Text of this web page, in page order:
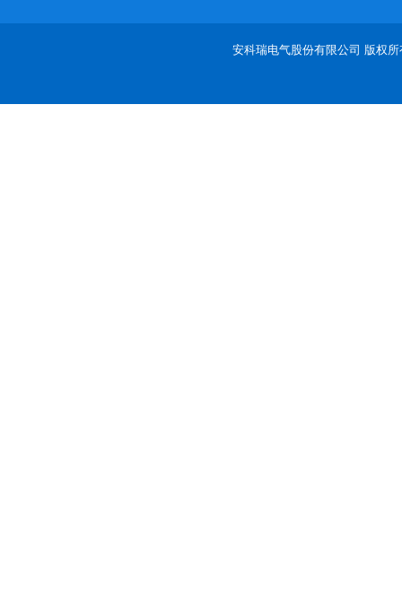
安科瑞电气股份有限公司 版权